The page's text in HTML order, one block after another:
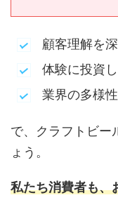
顧客理解を
体験に投資し
業界の多様
で、クラフトビー
ょう。
私たち消費者も、